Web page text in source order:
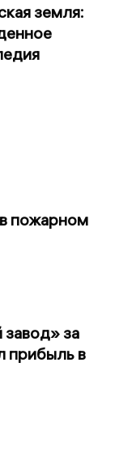
земля:
пожарном
за
прибыль в